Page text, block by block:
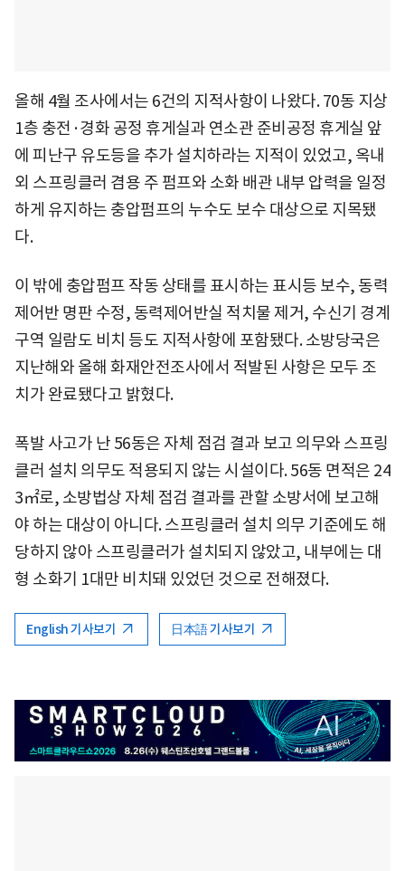
올해 4월 조사에서는 6건의 지적사항이 나왔다. 70동 지상
1층 충전·경화 공정 휴게실과 연소관 준비공정 휴게실 앞
에 피난구 유도등을 추가 설치하라는 지적이 있었고, 옥내
외 스프링클러 겸용 주 펌프와 소화 배관 내부 압력을 일정
하게 유지하는 충압펌프의 누수도 보수 대상으로 지목됐
다.
이 밖에 충압펌프 작동 상태를 표시하는 표시등 보수, 동력
제어반 명판 수정, 동력제어반실 적치물 제거, 수신기 경계
구역 일람도 비치 등도 지적사항에 포함됐다. 소방당국은
지난해와 올해 화재안전조사에서 적발된 사항은 모두 조
치가 완료됐다고 밝혔다.
폭발 사고가 난 56동은 자체 점검 결과 보고 의무와 스프링
클러 설치 의무도 적용되지 않는 시설이다. 56동 면적은 24
3㎡로, 소방법상 자체 점검 결과를 관할 소방서에 보고해
야 하는 대상이 아니다. 스프링클러 설치 의무 기준에도 해
당하지 않아 스프링클러가 설치되지 않았고, 내부에는 대
형 소화기 1대만 비치돼 있었던 것으로 전해졌다.
English 기사보기 日本語 기사보기